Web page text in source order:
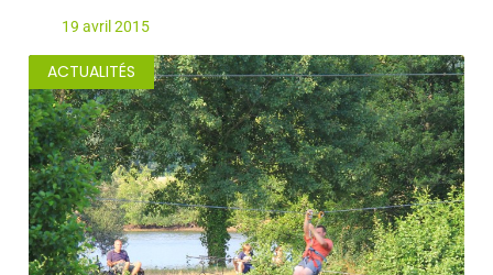
19 avril 2015
ACTUALITÉS